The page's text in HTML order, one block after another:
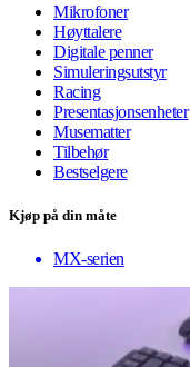
Mikrofoner
Høyttalere
Digitale penner
Simuleringsutstyr
Racing
Presentasjonsenheter
Musematter
Tilbehør
Bestselgere
Kjøp på din måte
MX-serien